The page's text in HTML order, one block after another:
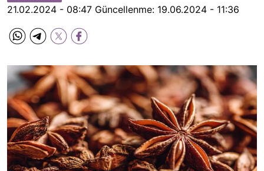
21.02.2024 - 08:47 Güncellenme: 19.06.2024 - 11:36